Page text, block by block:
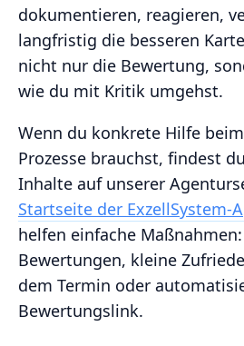
dokumentieren, reagieren,
langfristig die besseren
nicht nur die Bewertung,
wie du mit Kritik umgehst.
Wenn du konkrete Hilfe
Prozesse brauchst, findest
Inhalte auf unserer
Startseite der ExzellSystem-
helfen einfache
Bewertungen, kleine
dem Termin oder
Bewertungslink.